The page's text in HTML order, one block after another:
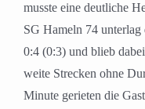
musste eine deutliche
SG Hameln 74
0:4 (0:3) und blieb
weite Strecken ohne
Minute gerieten die